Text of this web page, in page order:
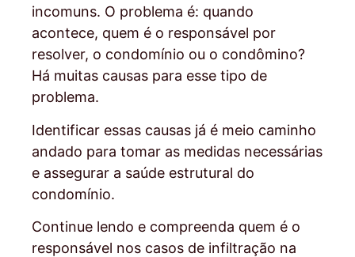
incomuns. O problema é: quando
acontece, quem é o responsável por
resolver, o condomínio ou o condômino?
Há muitas causas para esse tipo de
problema.
Identificar essas causas já é meio caminho
andado para tomar as medidas necessárias
e assegurar a saúde estrutural do
condomínio.
Continue lendo e compreenda quem é o
responsável nos casos de infiltração na